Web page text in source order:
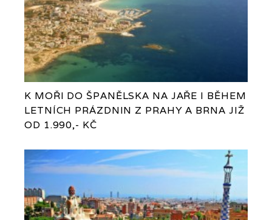
K MOŘI DO ŠPANĚLSKA NA JAŘE I BĚHEM
LETNÍCH PRÁZDNIN Z PRAHY A BRNA JIŽ
OD 1.990,- KČ